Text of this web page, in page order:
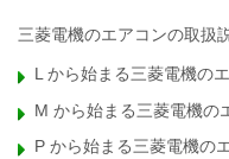
三菱電機のエアコンの取扱
L から始まる三菱電機の
M から始まる三菱電機の
P から始まる三菱電機の